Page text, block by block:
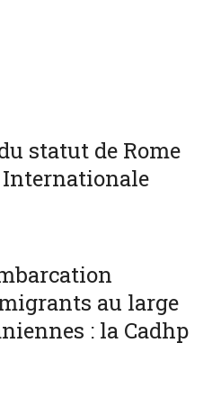
statut de Rome
Internationale
au large
: la Cadhp